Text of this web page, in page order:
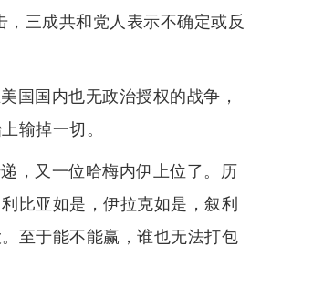
三成共和党人表示不确定或反
国国内也无政治授权的战争，
输掉一切。
，又一位哈梅内伊上位了。历
比亚如是，伊拉克如是，叙利
至于能不能赢，谁也无法打包